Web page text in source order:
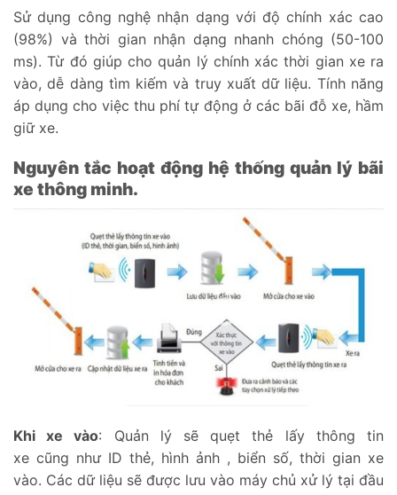
Sử dụng công nghệ nhận dạng với độ chính xác cao
(98%) và thời gian nhận dạng nhanh chóng (50-100
ms). Từ đó giúp cho quản lý chính xác thời gian xe ra
vào, dễ dàng tìm kiếm và truy xuất dữ liệu. Tính năng
áp dụng cho việc thu phí tự động ở các bãi đỗ xe, hầm
giữ xe.
Nguyên tắc hoạt động hệ thống quản lý bãi
xe thông minh.
Khi xe vào: Quản lý sẽ quẹt thẻ lấy thông tin
xe cũng như ID thẻ, hình ảnh , biển số, thời gian xe
vào. Các dữ liệu sẽ được lưu vào máy chủ xử lý tại đầu